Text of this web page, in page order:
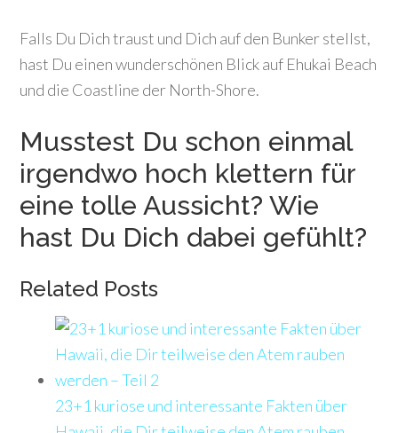
Falls Du Dich traust und Dich auf den Bunker stellst,
hast Du einen wunderschönen Blick auf Ehukai Beach
und die Coastline der North-Shore.
Musstest Du schon einmal
irgendwo hoch klettern für
eine tolle Aussicht? Wie
hast Du Dich dabei gefühlt?
Related Posts
23+1 kuriose und interessante Fakten über